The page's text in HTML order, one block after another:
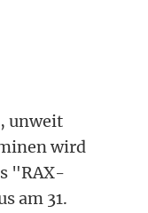
unweit
wird
"RAX-
am 31.